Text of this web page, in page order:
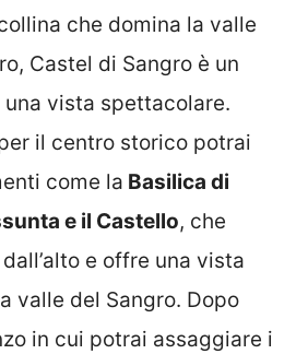
che domina la valle
Castel di Sangro è un
vista spettacolare.
il centro storico potrai
come la Basilica di
e il Castello, che
e offre una vista
valle del Sangro. Dopo
in cui potrai assaggiare i